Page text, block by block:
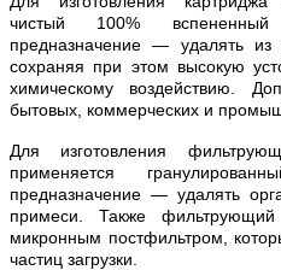
чистый 100% вспененный
предназначение — удалять из
сохраняя при этом высокую
химическому воздействию.
бытовых, коммерческих и
Для изготовления
применяется
предназначение — удалять
примеси. Также
микронным постфильтром,
частиц загрузки.